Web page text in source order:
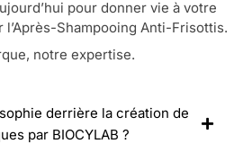
pour donner vie à votre
Shampooing Anti-Frisottis.
notre expertise.
derrière la création de
par BIOCYLAB ?